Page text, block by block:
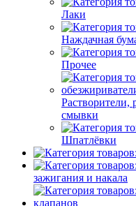
Лаки
Наждачная
Прочее
Растворители,
смывки
Шпатлёвки
зажигания и накала